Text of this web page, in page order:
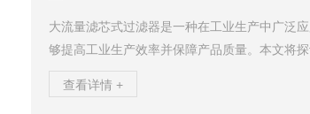
大流量滤芯式过滤器是一种在工业生产中广泛
够提高工业生产效率并保障产品质量。本文将探
大流量滤芯式过滤器的应用能够有效地提高工
查看详情 +